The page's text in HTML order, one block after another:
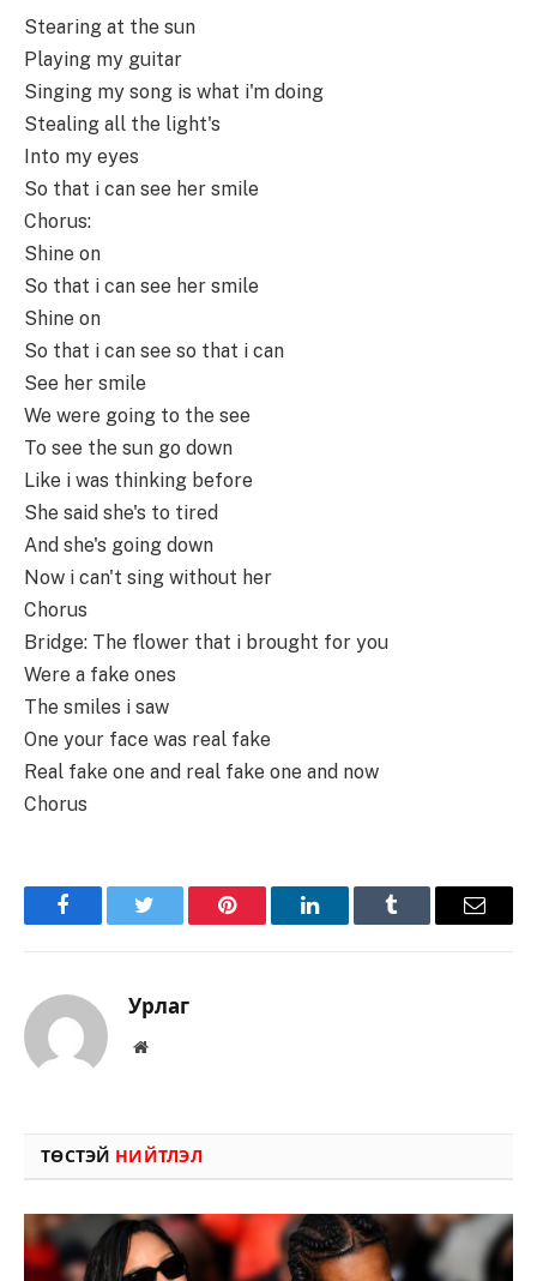
Stearing at the sun
Playing my guitar
Singing my song is what i'm doing
Stealing all the light's
Into my eyes
So that i can see her smile
Chorus:
Shine on
So that i can see her smile
Shine on
So that i can see so that i can
See her smile
We were going to the see
To see the sun go down
Like i was thinking before
She said she's to tired
And she's going down
Now i can't sing without her
Chorus
Bridge: The flower that i brought for you
Were a fake ones
The smiles i saw
One your face was real fake
Real fake one and real fake one and now
Chorus
FacebookTwitter Pinterest LinkedInTumblr Имэйл
Урлаг
Вэбсайт
ТӨСТЭЙ НИЙТЛЭЛ